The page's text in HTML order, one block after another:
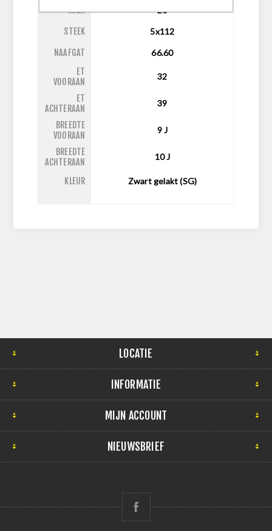
INCH 20
STEEK 5x112
NAAFGAT
66.60
ET
VOORAAN
32
ET
ACHTERAAN
39
BREEDTE
VOORAAN
9J
BREEDTE
ACHTERAAN
10J
KLEUR Zwart gelakt (SG)
LOCATIE
INFORMATIE
MIJN ACCOUNT
NIEUWSBRIEF